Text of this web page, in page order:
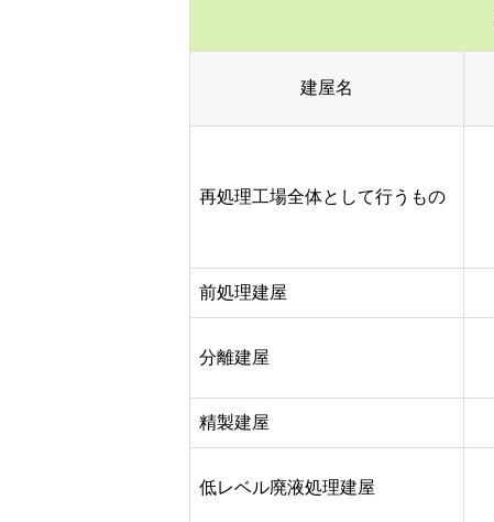
建屋名
再処理工場全体として行うもの
前処理建屋
分離建屋
精製建屋
低レベル廃液処理建屋